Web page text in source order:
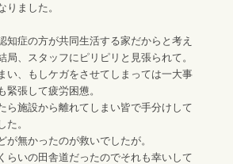
りました。
知症の方が共同生活する家だからと考え
局、スタッフにピリピリと見張られて。
い、もしケガをさせてしまっては一大事
緊張して疲労困憊。
ら施設から離れてしまい皆で手分けして
た。
が無かったのが救いでしたが。
らいの田舎道だったのでそれも幸いして